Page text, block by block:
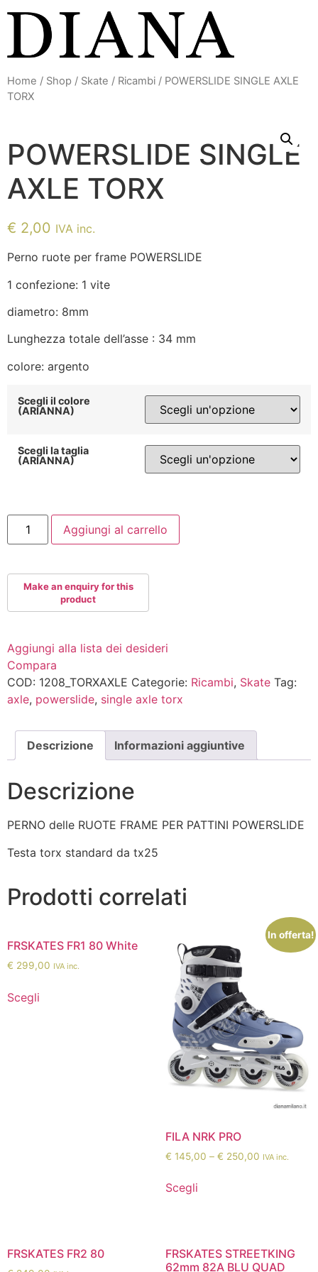
contenuto
Home / Shop / Skate / Ricambi / POWERSLIDE SINGLE AXLE
TORX
POWERSLIDE SINGLE
AXLE TORX
€ 2,00 IVA inc.
Perno ruote per frame POWERSLIDE
1 confezione: 1 vite
diametro: 8mm
Lunghezza totale dell’asse : 34 mm
colore: argento
Scegli il colore
(ARIANNA)
Scegli la taglia
(ARIANNA)
POWERSLIDE
SINGLE
AXLE
Aggiungi al carrello
Aggiungi alla lista dei desideri
Compara
COD: 1208_TORXAXLE Categorie: Ricambi, Skate Tag:
axle, powerslide, single axle torx
Descrizione Informazioni aggiuntive
Descrizione
PERNO delle RUOTE FRAME PER PATTINI POWERSLIDE
Testa torx standard da tx25
Prodotti correlati
FRSKATES FR1 80 White
€ 299,00 IVA inc.
Scegli
In offerta!
FILA NRK PRO
€ 145,00 – € 250,00 IVA inc.
Scegli
FRSKATES FR2 80
FRSKATES STREETKING
62mm 82A BLU QUAD